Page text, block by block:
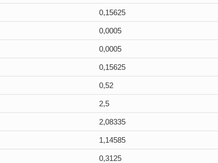
0,15625
0,0005
0,0005
0,15625
0,52
2,5
2,08335
1,14585
0,3125